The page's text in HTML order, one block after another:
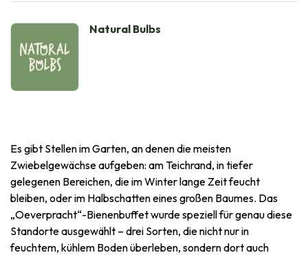
Natural Bulbs
Es gibt Stellen im Garten, an denen die meisten
Zwiebelgewächse aufgeben: am Teichrand, in tiefer
gelegenen Bereichen, die im Winter lange Zeit feucht
bleiben, oder im Halbschatten eines großen Baumes. Das
„Oeverpracht“-Bienenbuffet wurde speziell für genau diese
Standorte ausgewählt – drei Sorten, die nicht nur in
feuchtem, kühlem Boden überleben, sondern dort auch